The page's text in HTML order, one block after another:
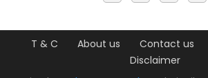
T & C About us Contact us
Disclaimer